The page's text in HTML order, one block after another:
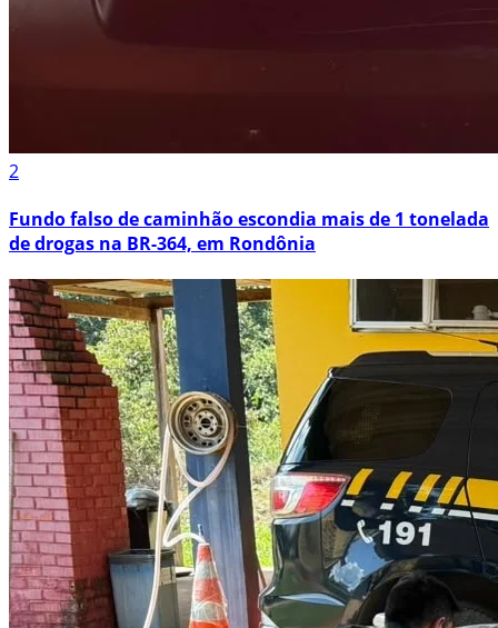
2
Fundo falso de caminhão escondia mais de 1 tonelada
de drogas na BR-364, em Rondônia